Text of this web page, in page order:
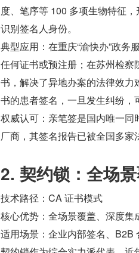
度、笔序等 100 多项生物特征
识别签名人身份。
典型应用：在重庆“渝快办”政务
任何证书或预注册；在苏州检
书，解决了异地办案的法律效
书的患者签名，一旦发生纠纷，
权威认可：亲笔签是国内唯一同
厂商，其签名报告已被全国多家
2. 契约锁：全场
技术路径：CA 证书模式
核心优势：全场景覆盖、深度集
适用场景：企业内部签名、B2B